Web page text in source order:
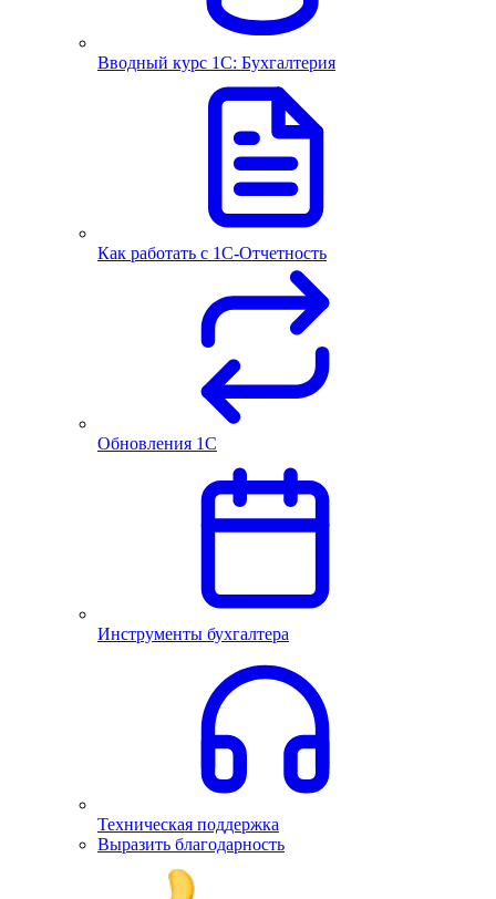
Вводный курс 1С: Бухгалтерия
Как работать с 1С‑Отчетность
Обновления 1С
Инструменты бухгалтера
Техническая поддержка
Выразить благодарность